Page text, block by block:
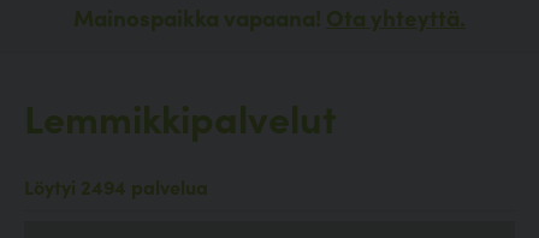
Mainospaikka vapaana! Ota yhteyttä.
Lemmikkipalvelut
Löytyi 2494 palvelua